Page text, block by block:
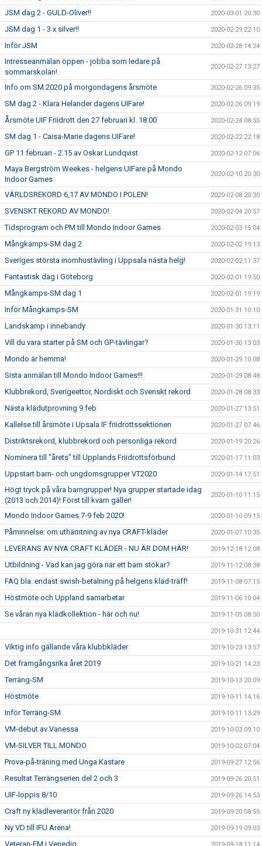
JSM dag 2 - GULD-Oliver!! 2020-03-01 20:30
JSM dag 1 - 3 x silver!! 2020-02-29 22:10
Inför JSM 2020-02-28 14:24
Intresseanmälan öppen - jobba som ledare på
sommarskolan!
2020-02-27 13:27
Info om SM 2020 på morgondagens årsmöte 2020-02-26 09:35
SM dag 2 - Klara Helander dagens UIFare! 2020-02-26 09:19
Årsmöte UIF Friidrott den 27 februari kl. 18:00 2020-02-24 08:55
SM dag 1 - Caisa-Marie dagens UIFare! 2020-02-22 22:18
GP 11 februari - 2.15 av Oskar Lundqvist 2020-02-12 07:06
Maya Bergström Weekes - helgens UIFare på Mondo
Indoor Games
2020-02-10 20:30
VÄRLDSREKORD 6,17 AV MONDO I POLEN! 2020-02-08 20:30
SVENSKT REKORD AV MONDO! 2020-02-04 20:57
Tidsprogram och PM till Mondo Indoor Games 2020-02-03 15:04
Mångkamps-SM dag 2 2020-02-02 19:13
Sveriges största inomhustävling i Uppsala nästa helg! 2020-02-02 11:37
Fantastisk dag i Göteborg 2020-02-01 19:50
Mångkamps-SM dag 1 2020-02-01 19:19
Inför Mångkamps-SM 2020-01-31 10:10
Landskamp i innebandy 2020-01-30 13:11
Vill du vara starter på SM och GP-tävlingar? 2020-01-30 13:03
Mondo är hemma! 2020-01-29 10:08
Sista anmälan till Mondo Indoor Games!!! 2020-01-29 08:48
Klubbrekord, Sverigeettor, Nordiskt och Svenskt rekord 2020-01-28 08:33
Nästa klädutprovning 9 feb 2020-01-27 13:51
Kallelse till årsmöte i Upsala IF friidrottssektionen 2020-01-27 07:46
Distriktsrekord, klubbrekord och personliga rekord 2020-01-19 20:26
Nominera till "årets" till Upplands Friidrottsförbund 2020-01-17 11:03
Uppstart barn- och ungdomsgrupper VT2020 2020-01-14 17:51
Högt tryck på våra barngrupper! Nya grupper startade idag
(2013 och 2014)! Först till kvarn gäller!
2020-01-10 11:15
Mondo Indoor Games 7-9 feb 2020! 2020-01-10 09:15
Påminnelse: om uthämtning av nya CRAFT-kläder 2020-01-07 10:35
LEVERANS AV NYA CRAFT KLÄDER - NU ÄR DOM HÄR! 2019-12-18 12:08
Utbildning - Vad kan jag göra när ett barn stökar? 2019-11-12 08:38
FAQ bla. endast swish-betalning på helgens kläd-träff! 2019-11-08 07:15
Höstmöte och Uppland samarbetar 2019-11-06 10:04
Se våran nya klädkollektion - här och nu! 2019-11-05 08:50
2019-10-31 12:44
Viktig info gällande våra klubbkläder 2019-10-23 13:57
Det framgångsrika året 2019 2019-10-21 14:23
Terräng-SM 2019-10-13 20:09
Höstmöte 2019-10-11 14:16
Inför Terräng-SM 2019-10-11 13:29
VM-debut av Vanessa 2019-10-03 09:10
VM-SILVER TILL MONDO 2019-10-02 07:04
Prova-på-träning med Unga Kastare 2019-09-27 12:56
Resultat Terrängserien del 2 och 3 2019-09-26 20:51
UIF-loppis 8/10 2019-09-26 14:53
Craft ny klädleverantör från 2020 2019-09-20 08:55
Ny VD till IFU Arena! 2019-09-19 09:03
Veteran-EM i Venedig